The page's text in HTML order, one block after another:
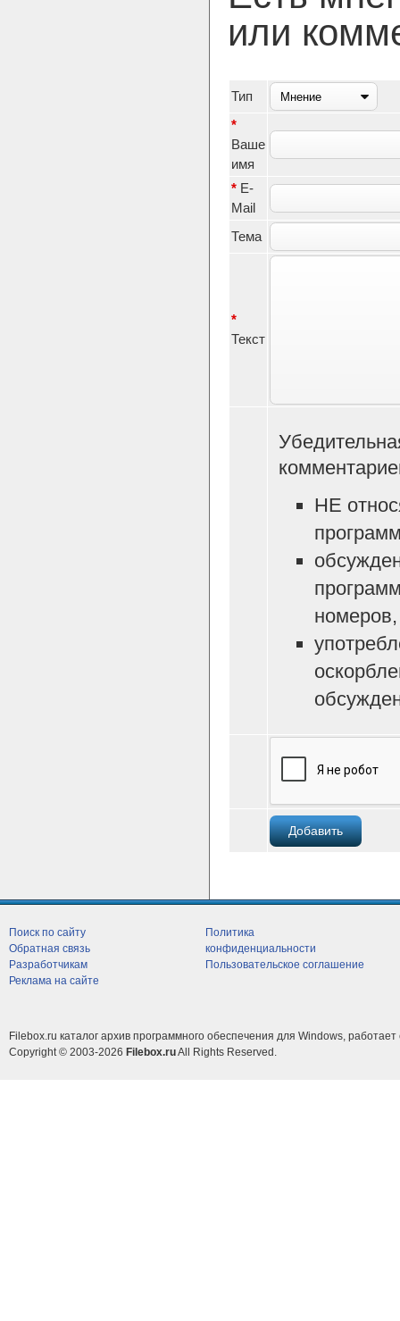
или
Тип
*
Ваше
имя
* E-
Mail
Тема
*
Текст
НЕ
Поиск по сайту
Обратная связь
Разработчикам
Реклама на сайте
Политика
конфиденциальности
Пользовательское соглашение
Filebox.ru каталог архив программного обеспечения для Windows, работает
Copyright © 2003-2026 Filebox.ruAll Rights Reserved.